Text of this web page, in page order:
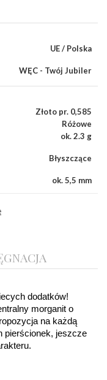
UE / Polska
WĘC - Twój Jubiler
Złoto pr. 0,585
Różowe
ok. 2.3 g
Błyszczące
ok. 5,5 mm
Diament
Brylantowy okrągły
ct - 2 szt.,0.010 ct - 6
szt.
dodatków!
morganit o
na każdą
pierścionek, jeszcze